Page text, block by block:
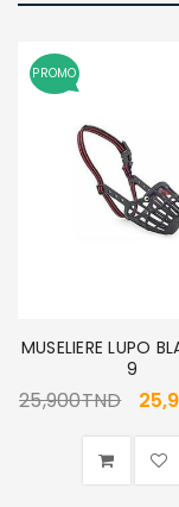
PROMO
MUSELIERE LUPO
9
25,900TND